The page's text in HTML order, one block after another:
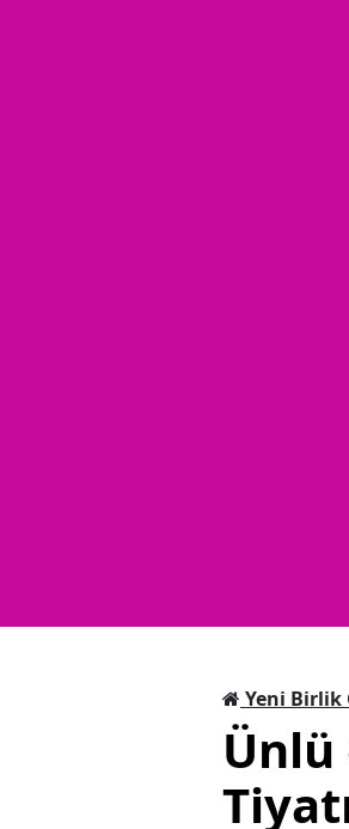
Yeni Birlik
Ünlü